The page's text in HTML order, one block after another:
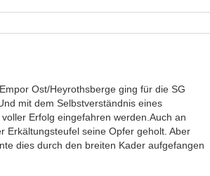
Ost/Heyrothsberge ging für die SG
mit dem Selbstverständnis eines
Erfolg eingefahren werden.Auch an
Erkältungsteufel seine Opfer geholt. Aber
dies durch den breiten Kader aufgefangen